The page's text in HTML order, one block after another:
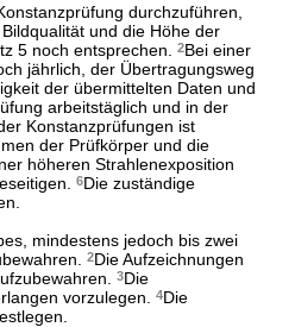
durchzuführen,
und die Höhe der
5 noch entsprechen.
2Bei einer
jährlich, der Übertragungsweg
der übermittelten Daten und
arbeitstäglich und in der
Konstanzprüfungen ist
der Prüfkörper und die
höheren Strahlenexposition
6Die zuständige
mindestens jedoch bis zwei
2Die Aufzeichnungen
3Die
vorzulegen.
4Die